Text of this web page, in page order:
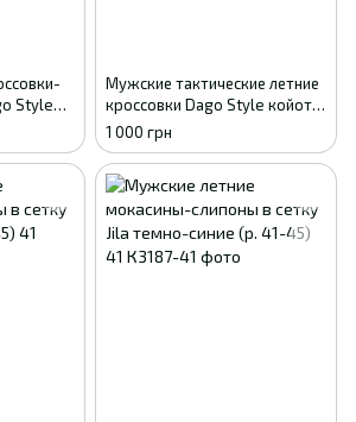
Style
Мужские тактические летние
кроссовки Dago Style койот с
перфорацией 41
1 000 грн